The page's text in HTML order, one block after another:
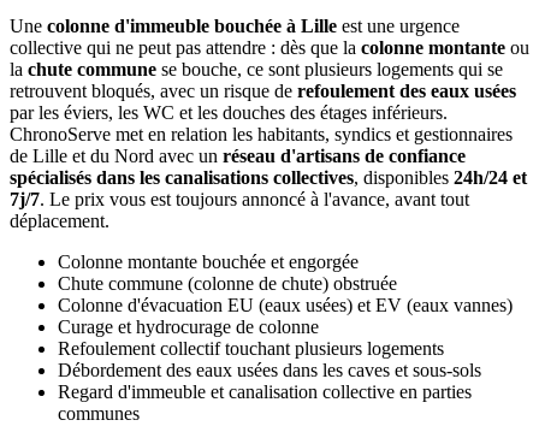
Une colonne d'immeuble bouchée à Lille est une urgence
collective qui ne peut pas attendre : dès que la colonne montante ou
la chute commune se bouche, ce sont plusieurs logements qui se
retrouvent bloqués, avec un risque de refoulement des eaux usées
par les éviers, les WC et les douches des étages inférieurs.
ChronoServe met en relation les habitants, syndics et gestionnaires
de Lille et du Nord avec un réseau d'artisans de confiance
spécialisés dans les canalisations collectives, disponibles 24h/24 et
7j/7. Le prix vous est toujours annoncé à l'avance, avant tout
déplacement.
Colonne montante bouchée et engorgée
Chute commune (colonne de chute) obstruée
Colonne d'évacuation EU (eaux usées) et EV (eaux vannes)
Curage et hydrocurage de colonne
Refoulement collectif touchant plusieurs logements
Débordement des eaux usées dans les caves et sous-sols
Regard d'immeuble et canalisation collective en parties
communes